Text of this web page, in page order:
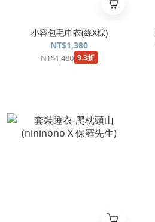
小容包毛巾衣(綠X棕)
NT$1,380
NT$1,480 9.3折